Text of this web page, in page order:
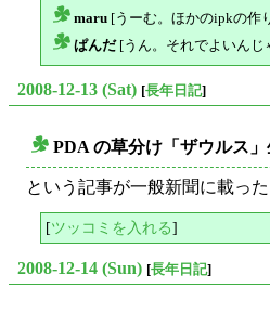
maru [うーむ。ほかのipkの作
ぱんだ[うん。それでよいんじ
2008-12-13 (Sat) [長年日記]
PDA の草分け「ザウルス
という記事が一般新聞に載っ
[ツッコミを入れる]
2008-12-14 (Sun) [長年日記]